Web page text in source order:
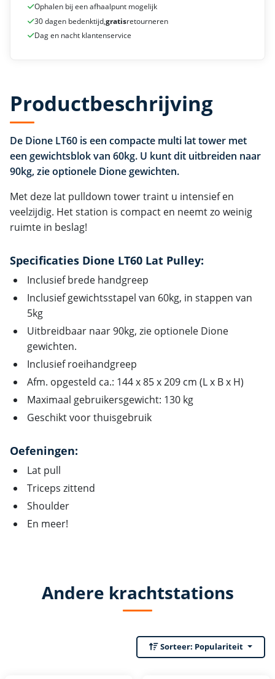
Ophalen bij een afhaalpunt mogelijk
30 dagen bedenktijd,gratisretourneren
Dag en nacht klantenservice
Productbeschrijving
De Dione LT60 is een compacte multi lat tower met
een gewichtsblok van 60kg. U kunt dit uitbreiden naar
90kg, zie optionele Dione gewichten.
Met deze lat pulldown tower traint u intensief en
veelzijdig. Het station is compact en neemt zo weinig
ruimte in beslag!
Specificaties Dione LT60 Lat Pulley:
Inclusief brede handgreep
Inclusief gewichtsstapel van 60kg, in stappen van
5kg
Uitbreidbaar naar 90kg, zie optionele Dione
gewichten.
Inclusief roeihandgreep
Afm. opgesteld ca.: 144 x 85 x 209 cm (L x B x H)
Maximaal gebruikersgewicht: 130 kg
Geschikt voor thuisgebruik
Oefeningen:
Lat pull
Triceps zittend
Shoulder
En meer!
Andere krachtstations
Sorteer: Populariteit